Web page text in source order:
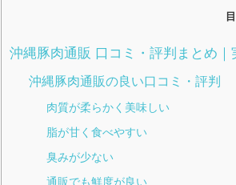
沖縄豚肉通販 口コミ・評判まとめ
沖縄豚肉通販の良い口コミ・評判
肉質が柔らかく美味しい
脂が甘く食べやすい
臭みが少ない
通販でも鮮度が良い